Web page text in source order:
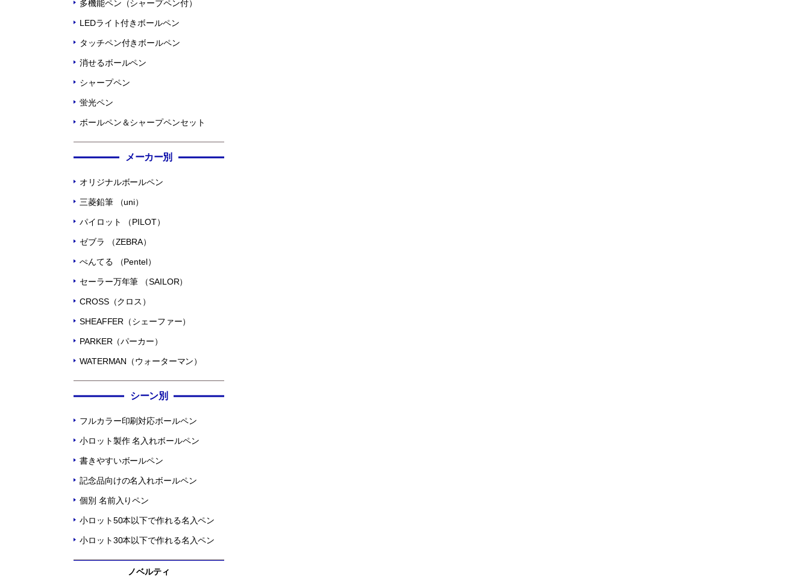
多機能ペン（シャープペン付）
LEDライト付きボールペン
タッチペン付きボールペン
消せるボールペン
シャープペン
蛍光ペン
ボールペン＆シャープペンセット
メーカー別
オリジナルボールペン
三菱鉛筆 （uni）
パイロット （PILOT）
ゼブラ （ZEBRA）
ぺんてる （Pentel）
セーラー万年筆 （SAILOR）
CROSS（クロス）
SHEAFFER（シェーファー）
PARKER（パーカー）
WATERMAN（ウォーターマン）
シーン別
フルカラー印刷対応ボールペン
小ロット製作 名入れボールペン
書きやすいボールペン
記念品向けの名入れボールペン
個別 名前入りペン
小ロット50本以下で作れる名入ペン
小ロット30本以下で作れる名入ペン
ノベルティ